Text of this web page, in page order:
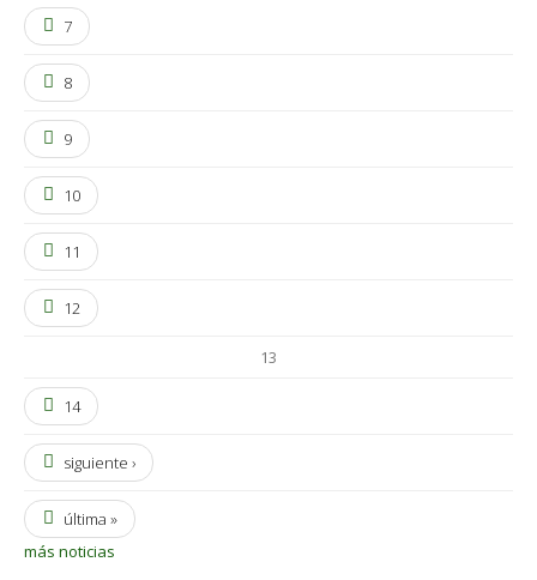
7
8
9
10
11
12
13
14
siguiente ›
última »
más noticias